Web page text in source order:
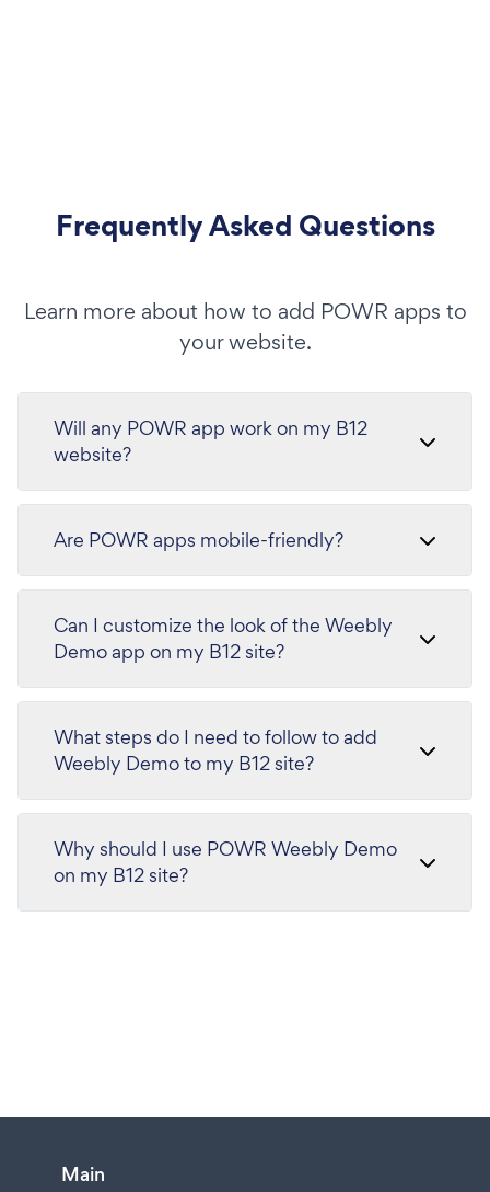
Frequently Asked Questions
Learn more about how to add POWR apps to
your website.
Will any POWR app work on my B12
website?
Are POWR apps mobile-friendly?
Can I customize the look of the Weebly
Demo app on my B12 site?
What steps do I need to follow to add
Weebly Demo to my B12 site?
Why should I use POWR Weebly Demo
on my B12 site?
Main